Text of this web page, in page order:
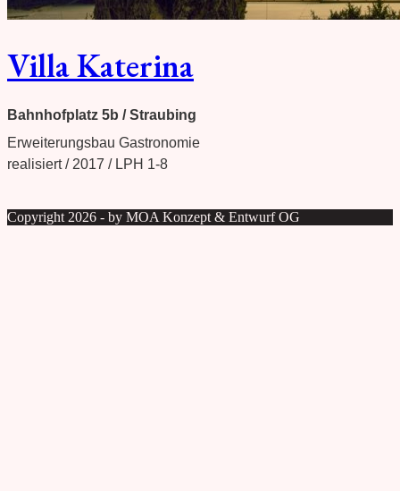
Villa Katerina
Bahnhofplatz 5b / Straubing
Erweiterungsbau Gastronomie
realisiert / 2017 / LPH 1-8
Copyright 2026 - by MOA Konzept & Entwurf OG